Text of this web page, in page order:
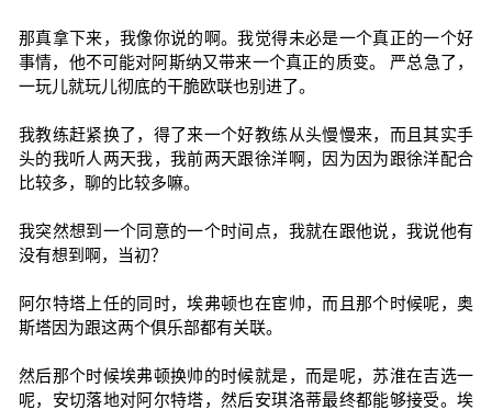
那真拿下来，我像你说的啊。我觉得未必是一个真正的一个好
事情，他不可能对阿斯纳又带来一个真正的质变。 严总急了，
一玩儿就玩儿彻底的干脆欧联也别进了。
我教练赶紧换了，得了来一个好教练从头慢慢来，而且其实手
头的我听人两天我，我前两天跟徐洋啊，因为因为跟徐洋配合
比较多，聊的比较多嘛。
我突然想到一个同意的一个时间点，我就在跟他说，我说他有
没有想到啊，当初？
阿尔特塔上任的同时，埃弗顿也在宦帅，而且那个时候呢，奥
斯塔因为跟这两个俱乐部都有关联。
然后那个时候埃弗顿换帅的时候就是，而是呢，苏淮在吉选一
呢，安切落地对阿尔特塔，然后安琪洛蒂最终都能够接受。埃